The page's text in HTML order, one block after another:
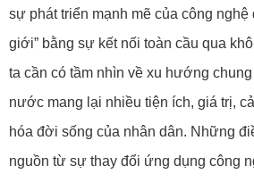
sự phát triển mạnh mẽ của công nghệ
giới” bằng sự kết nối toàn cầu qua
ta cần có tầm nhìn về xu hướng
nước mang lại nhiều tiện ích, giá trị,
hóa đời sống của nhân dân. Những
nguồn từ sự thay đổi ứng dụng công